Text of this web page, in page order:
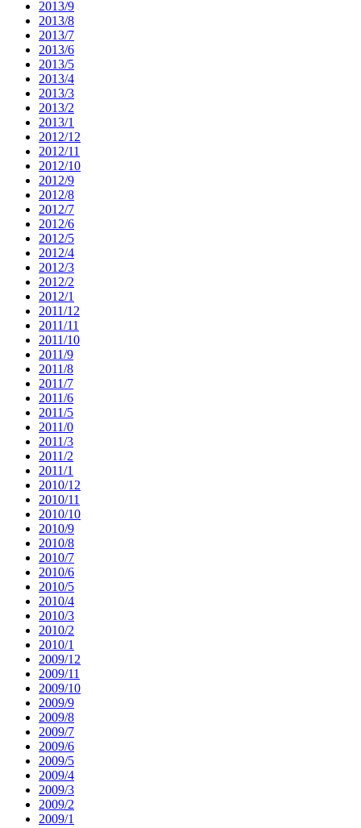
2013/9
2013/8
2013/7
2013/6
2013/5
2013/4
2013/3
2013/2
2013/1
2012/12
2012/11
2012/10
2012/9
2012/8
2012/7
2012/6
2012/5
2012/4
2012/3
2012/2
2012/1
2011/12
2011/11
2011/10
2011/9
2011/8
2011/7
2011/6
2011/5
2011/0
2011/3
2011/2
2011/1
2010/12
2010/11
2010/10
2010/9
2010/8
2010/7
2010/6
2010/5
2010/4
2010/3
2010/2
2010/1
2009/12
2009/11
2009/10
2009/9
2009/8
2009/7
2009/6
2009/5
2009/4
2009/3
2009/2
2009/1